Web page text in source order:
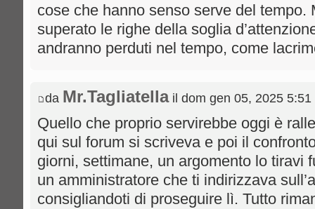
cose che hanno senso serve del
superato le righe della soglia
andranno perduti nel tempo, come
da Mr.Tagliatellail dom gen 05, 2025 5:51
Quello che proprio servirebbe oggi è
qui sul forum si scriveva e poi il
giorni, settimane, un argomento lo tiravi
un amministratore che ti indirizzava
consigliandoti di proseguire lì. Tutto